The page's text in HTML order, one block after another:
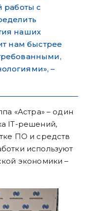
работы с
наших
нам быстрее
–
«Астра» – один
IT-решений,
ПО и средств
используют
экономики –